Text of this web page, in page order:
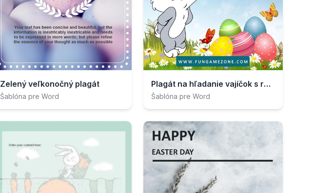
Zelený veľkonočný plagát
Šablóna pre Word
Plagát na hľadanie vajíčok s roztomilým zajacom
Šablóna pre Word